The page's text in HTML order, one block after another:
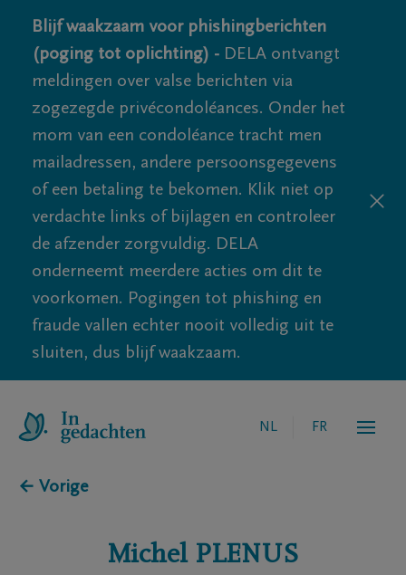
Blijf waakzaam voor phishingberichten
(poging tot oplichting) - DELA ontvangt
meldingen over valse berichten via
zogezegde privécondoléances. Onder het
mom van een condoléance tracht men
mailadressen, andere persoonsgegevens
of een betaling te bekomen. Klik niet op
verdachte links of bijlagen en controleer
de afzender zorgvuldig. DELA
onderneemt meerdere acties om dit te
voorkomen. Pogingen tot phishing en
fraude vallen echter nooit volledig uit te
sluiten, dus blijf waakzaam.
NL FR
← Vorige
Michel PLENUS